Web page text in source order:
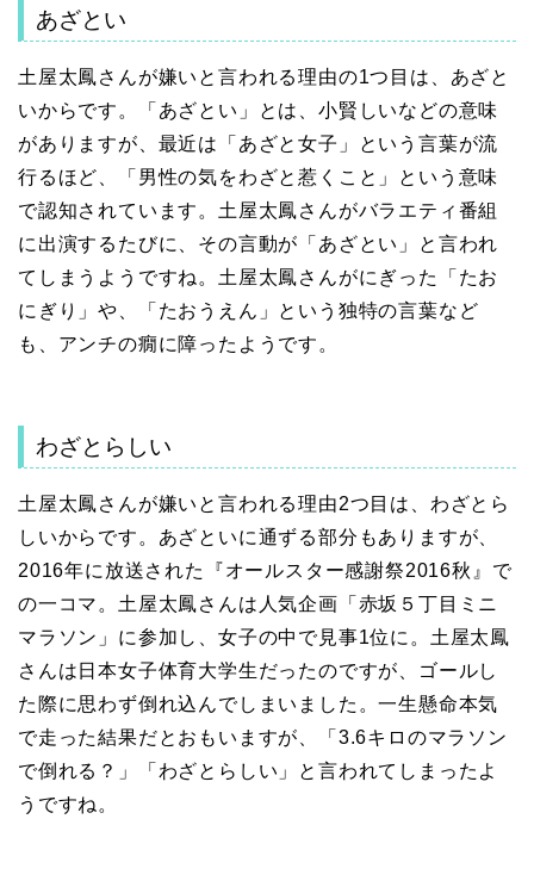
あざとい
土屋太鳳さんが嫌いと言われる理由の1つ目は、あざと
いからです。「あざとい」とは、小賢しいなどの意味
がありますが、最近は「あざと女子」という言葉が流
行るほど、「男性の気をわざと惹くこと」という意味
で認知されています。土屋太鳳さんがバラエティ番組
に出演するたびに、その言動が「あざとい」と言われ
てしまうようですね。土屋太鳳さんがにぎった「たお
にぎり」や、「たおうえん」という独特の言葉など
も、アンチの癇に障ったようです。
わざとらしい
土屋太鳳さんが嫌いと言われる理由2つ目は、わざとら
しいからです。あざといに通ずる部分もありますが、
2016年に放送された『オールスター感謝祭2016秋』で
の一コマ。土屋太鳳さんは人気企画「赤坂５丁目ミニ
マラソン」に参加し、女子の中で見事1位に。土屋太鳳
さんは日本女子体育大学生だったのですが、ゴールし
た際に思わず倒れ込んでしまいました。一生懸命本気
で走った結果だとおもいますが、「3.6キロのマラソン
で倒れる？」「わざとらしい」と言われてしまったよ
うですね。